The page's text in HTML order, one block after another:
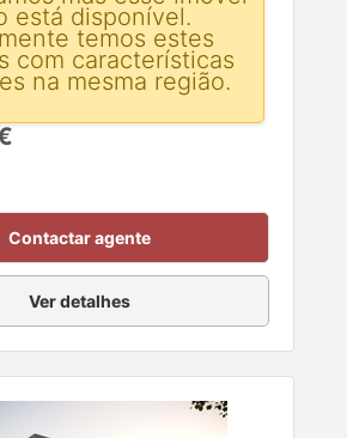
T2 para venda
(São Pedro), Barcelos, Braga
Contactar agente
Ver detalhes
está disponível.
temos estes
com características
na mesma região.